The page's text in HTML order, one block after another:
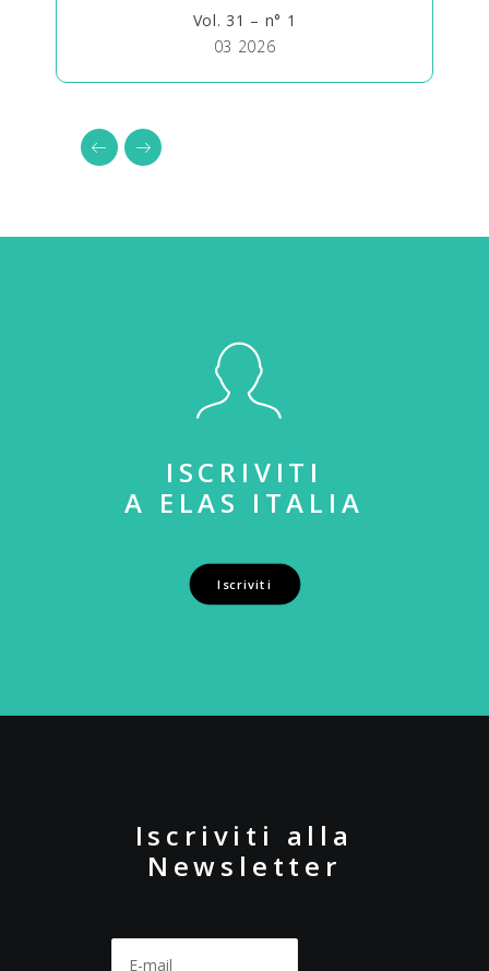
Vol. 31 – n° 1
03 2026
ISCRIVITI
A ELAS ITALIA
Iscriviti
Iscriviti alla
Newsletter